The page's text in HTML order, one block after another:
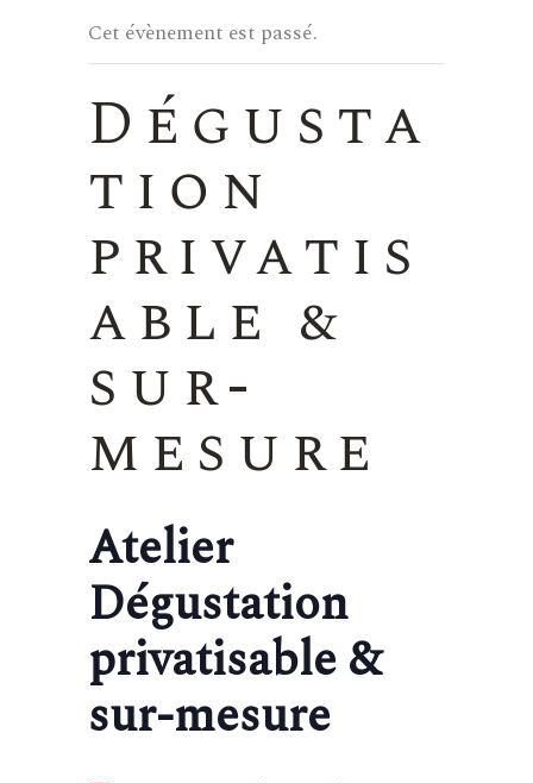
Cet évènement est passé.
Dégusta
tion
privatis
able &
sur-
mesure
Atelier
Dégustation
privatisable &
sur-mesure